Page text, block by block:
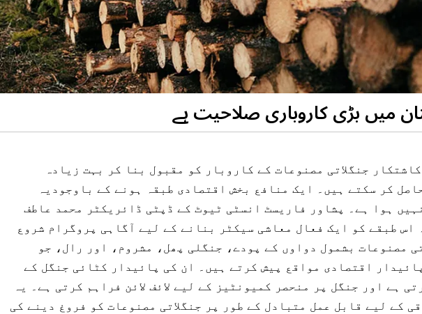
میں بڑی کاروباری صلاحیت ہے
جنگلاتی مصنوعات کے کاروبار کو مقبول بنا کر بہت زیادہ
کر سکتے ہیں۔ ایک منافع بخش اقتصادی طبقہ ہونے کے باوجودیہ
ہوا ہے۔ پشاور فاریسٹ انسٹی ٹیوٹ کے ڈپٹی ڈائریکٹر محمد عاطف
اس طبقے کو ایک فعال معاشی سیکٹر بنانے کے لیے آگاہی پروگرام شروع
مصنوعات بشمول دواوں کے پودے، جنگلی پھل، مشروم، اور رال، جو
اقتصادی مواقع پیش کرتے ہیں۔ ان کی پائیدار کٹائی جنگل کے
ہے اور جنگل پر منحصر کمیونٹیز کے لیے لائف لائن فراہم کرتی ہے۔ یہ
کے لیے قابل عمل متبادل کے طور پر جنگلاتی مصنوعات کو فروغ دینے کی